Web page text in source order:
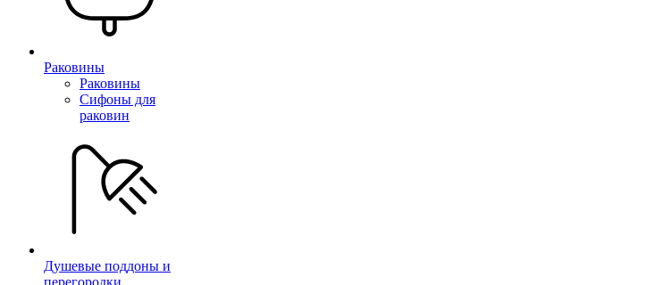
Раковины
Раковины
Сифоны для
раковин
Душевые поддоны и
перегородки